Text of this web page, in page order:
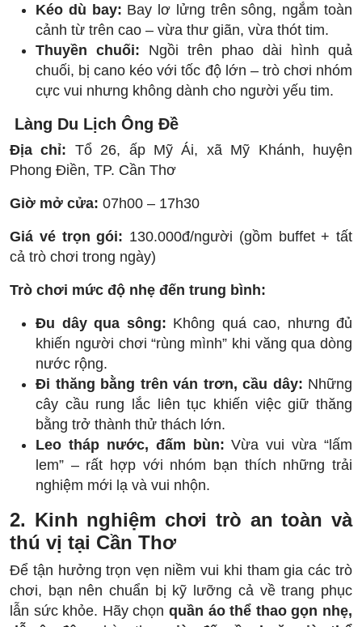
Kéo dù bay: Bay lơ lửng trên sông, ngắm toàn
cảnh từ trên cao – vừa thư giãn, vừa thót tim.
Thuyền chuối: Ngồi trên phao dài hình quả
chuối, bị cano kéo với tốc độ lớn – trò chơi nhóm
cực vui nhưng không dành cho người yếu tim.
Làng Du Lịch Ông Đề
Địa chỉ: Tổ 26, ấp Mỹ Ái, xã Mỹ Khánh, huyện
Phong Điền, TP. Cần Thơ
Giờ mở cửa: 07h00 – 17h30
Giá vé trọn gói: 130.000đ/người (gồm buffet + tất
cả trò chơi trong ngày)
Trò chơi mức độ nhẹ đến trung bình:
Đu dây qua sông: Không quá cao, nhưng đủ
khiến người chơi “rùng mình” khi văng qua dòng
nước rộng.
Đi thăng bằng trên ván trơn, cầu dây: Những
cây cầu rung lắc liên tục khiến việc giữ thăng
bằng trở thành thử thách lớn.
Leo tháp nước, đấm bùn: Vừa vui vừa “lấm
lem” – rất hợp với nhóm bạn thích những trải
nghiệm mới lạ và vui nhộn.
2. Kinh nghiệm chơi trò an toàn và
thú vị tại Cần Thơ
Để tận hưởng trọn vẹn niềm vui khi tham gia các trò
chơi, bạn nên chuẩn bị kỹ lưỡng cả về trang phục
lẫn sức khỏe. Hãy chọn quần áo thể thao gọn nhẹ,